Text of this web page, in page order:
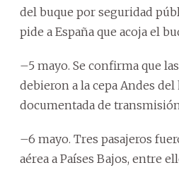
del buque por seguridad
pide a España que acoja el
–5 mayo. Se confirma que
debieron a la cepa Andes
documentada de
–6 mayo. Tres pasajeros
aérea a Países Bajos, entre